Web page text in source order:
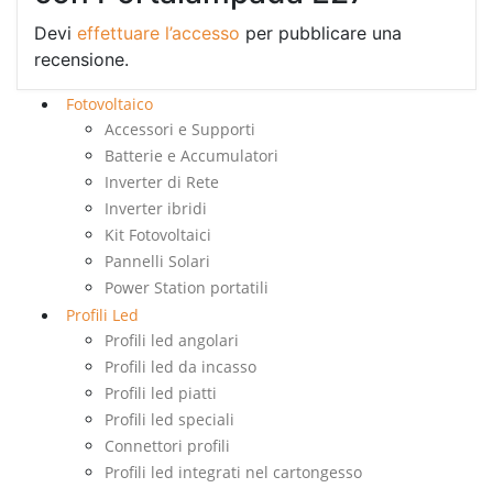
Devi effettuare l’accesso per pubblicare una
recensione.
Fotovoltaico
Accessori e Supporti
Batterie e Accumulatori
Inverter di Rete
Inverter ibridi
Kit Fotovoltaici
Pannelli Solari
Power Station portatili
Profili Led
Profili led angolari
Profili led da incasso
Profili led piatti
Profili led speciali
Connettori profili
Profili led integrati nel cartongesso